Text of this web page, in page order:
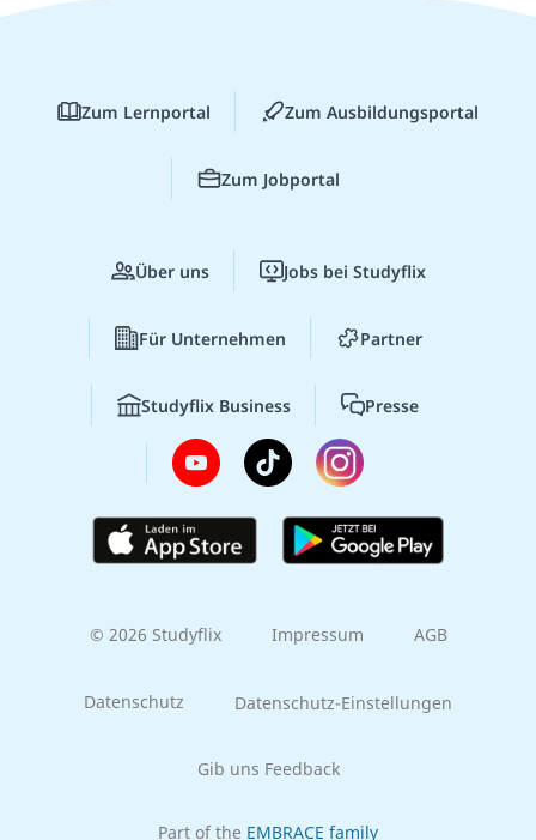
Zum Lernportal Zum Ausbildungsportal
Zum Jobportal
Über uns Jobs bei Studyflix
Für Unternehmen Partner
Studyflix Business Presse
© 2026 Studyflix Impressum AGB
Datenschutz Datenschutz-Einstellungen
Gib uns Feedback
Part of the EMBRACE family